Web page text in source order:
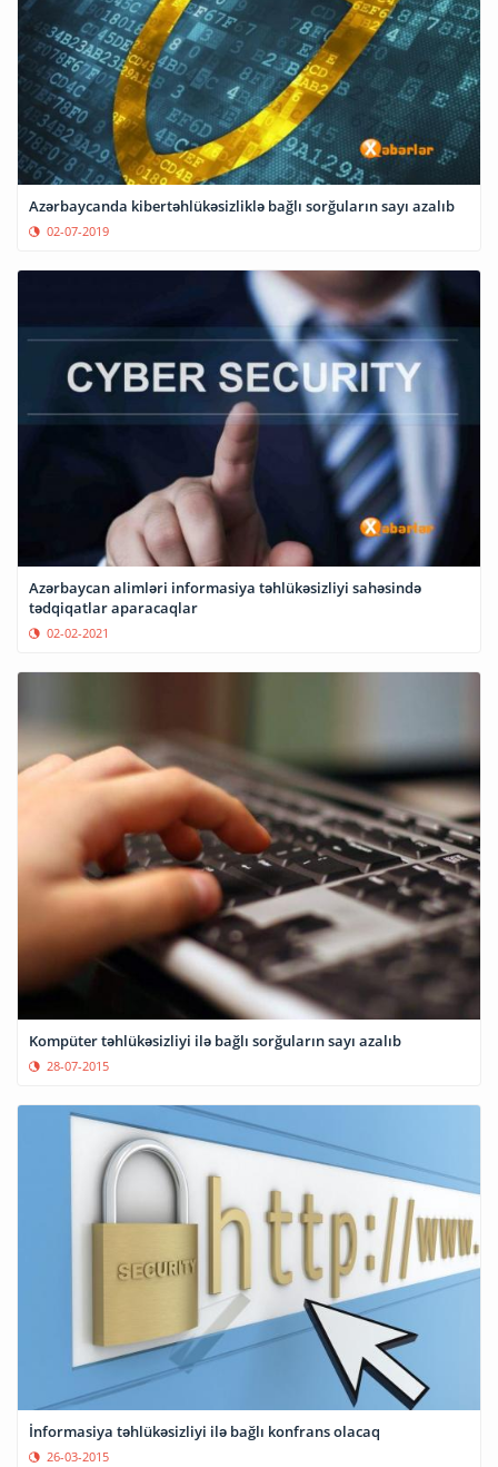
Azərbaycanda kibertəhlükəsizliklə bağlı sorğuların sayı azalıb
02-07-2019
Azərbaycan alimləri informasiya təhlükəsizliyi sahəsində
tədqiqatlar aparacaqlar
02-02-2021
Kompüter təhlükəsizliyi ilə bağlı sorğuların sayı azalıb
28-07-2015
İnformasiya təhlükəsizliyi ilə bağlı konfrans olacaq
26-03-2015